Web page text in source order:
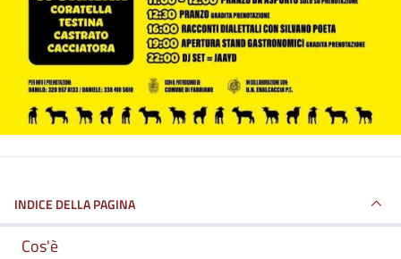
INDICE DELLA PAGINA
Cos'è